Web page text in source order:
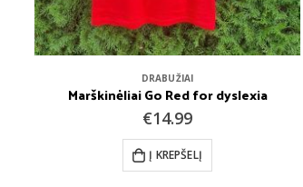
DRABUŽIAI
Marškinėliai Go Red for dyslexia
€14.99
Į KREPŠELĮ